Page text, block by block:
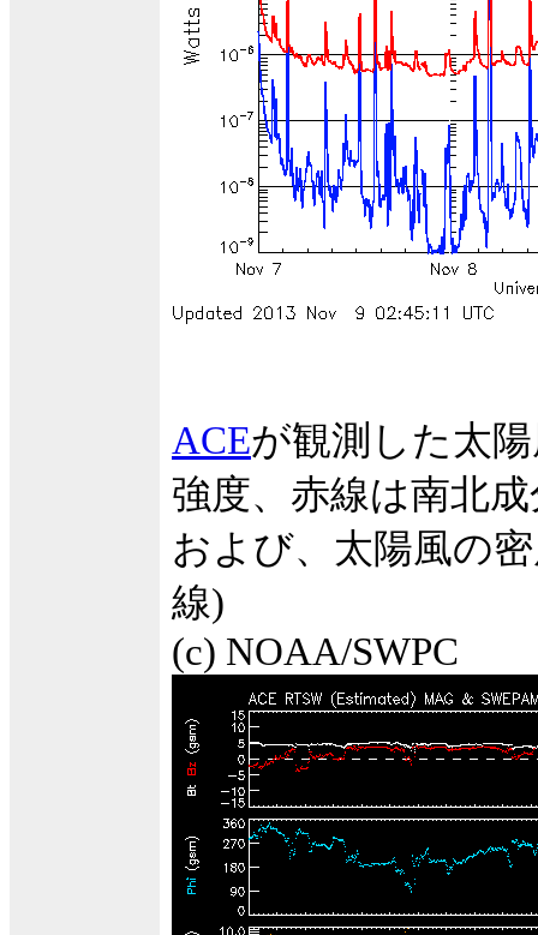
ACEが観測した太
強度、赤線は南北
および、太陽風の
線)
(c) NOAA/SWPC